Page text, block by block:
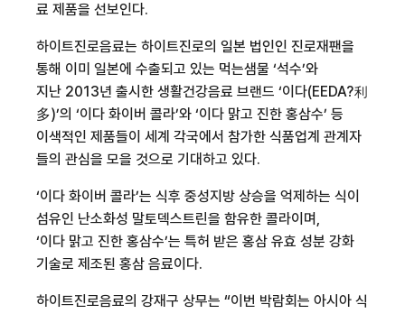
료 제품을 선보인다.
하이트진로음료는 하이트진로의 일본 법인인 진로재팬을
통해 이미 일본에 수출되고 있는 먹는샘물 ‘석수’와
지난 2013년 출시한 생활건강음료 브랜드 ‘이다(EEDA?利
多)’의 ‘이다 화이버 콜라’와 ‘이다 맑고 진한 홍삼수’ 등
이색적인 제품들이 세계 각국에서 참가한 식품업계 관계자
들의 관심을 모을 것으로 기대하고 있다.
‘이다 화이버 콜라’는 식후 중성지방 상승을 억제하는 식이
섬유인 난소화성 말토덱스트린을 함유한 콜라이며,
‘이다 맑고 진한 홍삼수’는 특허 받은 홍삼 유효 성분 강화
기술로 제조된 홍삼 음료이다.
하이트진로음료의 강재구 상무는 “이번 박람회는 아시아 식